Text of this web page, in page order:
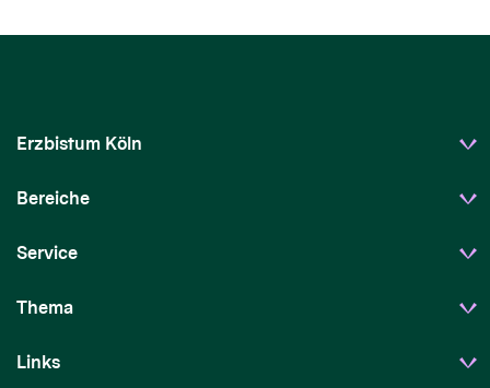
Erzbistum Köln
Bereiche
Service
Thema
Links